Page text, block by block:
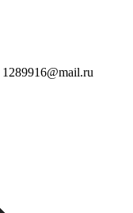
1289916@mail.ru